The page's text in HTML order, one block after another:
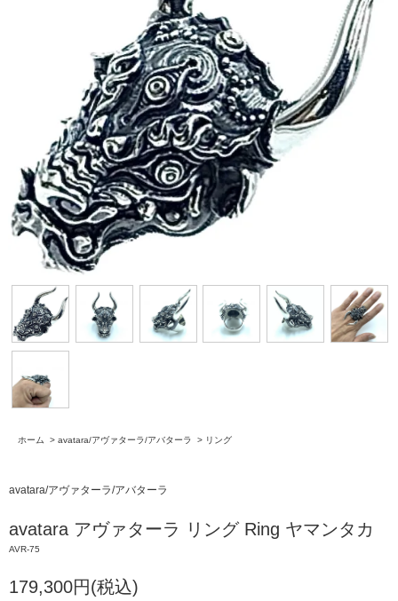
ホーム > avatara/アヴァターラ/アバターラ > リング
avatara/アヴァターラ/アバターラ
avatara アヴァターラ リング Ring ヤマンタカ
AVR-75
179,300円(税込)